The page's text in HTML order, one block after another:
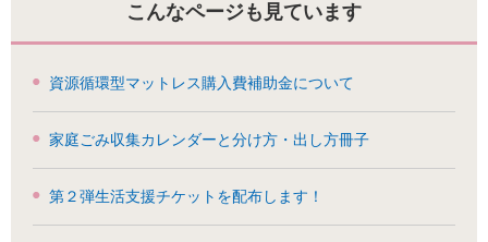
こんなページも見ています
資源循環型マットレス購入費補助金について
家庭ごみ収集カレンダーと分け方・出し方冊子
第２弾生活支援チケットを配布します！